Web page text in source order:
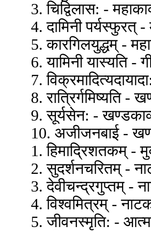
3. चिद्विलास: -
4. दामिनी पर्यस्फुरत् -
5. कारगिलयुद्धम् -
6. यामिनी यास्यति -
7.
8. रात्रिर्गमिष्यति -
9. सूर्यसेन: -
10. अजीजनबाई -
1. हिमाद्रिशतकम् -
2. सुदर्शनचरितम् -
3. देवीचन्द्रगुप्तम् -
4. विश्वमित्रम् -
5. जीवनस्मृति: -